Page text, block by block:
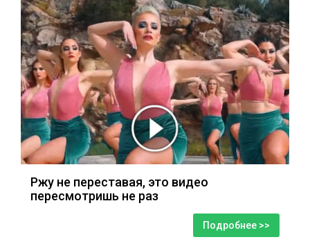
Ржу не переставая, это видео
пересмотришь не раз
Подробнее >>